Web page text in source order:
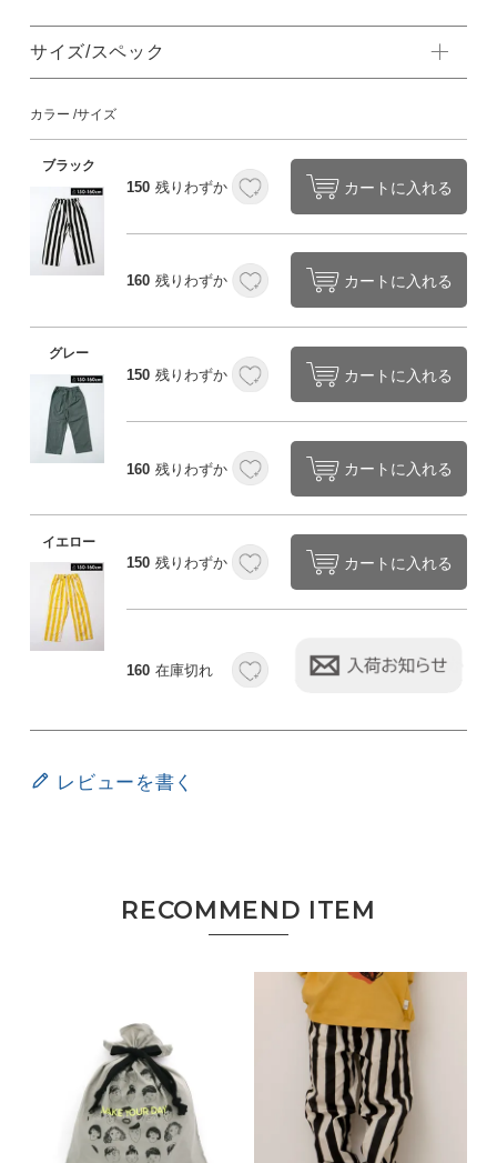
サイズ/スペック
カラー サイズ
ブラック
150 残りわずか カートに入れる
160 残りわずか カートに入れる
グレー
150 残りわずか カートに入れる
160 残りわずか カートに入れる
イエロー
150 残りわずか カートに入れる
160 在庫切れ
レビューを書く